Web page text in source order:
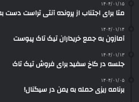
۱۴۰۴/۰۱/۱۵
متا برای اجتناب از پرونده آنتی تراست
۱۴۰۴/۰۱/۱۴
آمازون به جمع خریداران تیک تاک پیوست
۱۴۰۴/۰۱/۱۳
جلسه در کاخ سفید برای فروش تیک تاک
۱۴۰۴/۰۱/۰۵
برنامه ریزی حمله به یمن در سیگنال!